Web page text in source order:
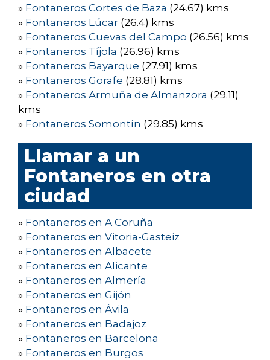
» Fontaneros Cortes de Baza (24.67) kms
» Fontaneros Lúcar (26.4) kms
» Fontaneros Cuevas del Campo (26.56) kms
» Fontaneros Tíjola (26.96) kms
» Fontaneros Bayarque (27.91) kms
» Fontaneros Gorafe (28.81) kms
» Fontaneros Armuña de Almanzora (29.11)
kms
» Fontaneros Somontín (29.85) kms
Llamar a un
Fontaneros en otra
ciudad
» Fontaneros en A Coruña
» Fontaneros en Vitoria-Gasteiz
» Fontaneros en Albacete
» Fontaneros en Alicante
» Fontaneros en Almería
» Fontaneros en Gijón
» Fontaneros en Ávila
» Fontaneros en Badajoz
» Fontaneros en Barcelona
» Fontaneros en Burgos